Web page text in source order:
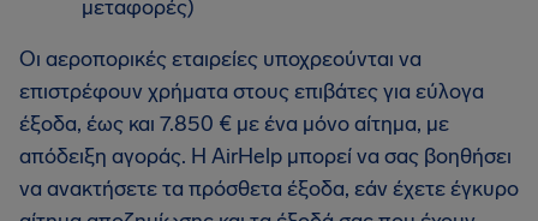
μεταφορές)
Οι αεροπορικές εταιρείες υποχρεούνται να
επιστρέφουν χρήματα στους επιβάτες για εύλογα
έξοδα, έως και 7.850 € με ένα μόνο αίτημα, με
απόδειξη αγοράς. Η AirHelp μπορεί να σας βοηθήσει
να ανακτήσετε τα πρόσθετα έξοδα, εάν έχετε έγκυρο